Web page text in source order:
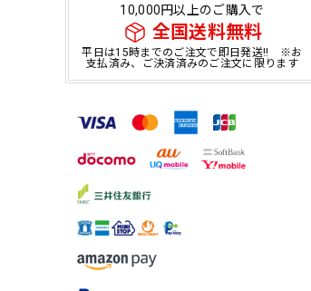
10,000円以上のご購入で
全国送料無料
平日は15時までのご注文で即日発送!! ※お
支払済み、ご決済済みのご注文に限ります